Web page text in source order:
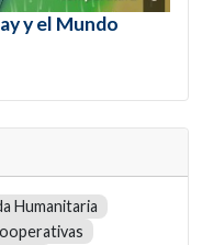
y el Mundo
Humanitaria